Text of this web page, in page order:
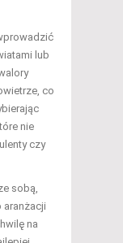
lub
co
nie
czy
sobą,
aranżacji
na